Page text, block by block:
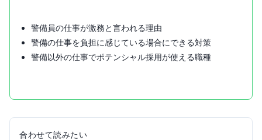
警備員の仕事が激務と言われる理由
警備の仕事を負担に感じている場合にできる対策
警備以外の仕事でポテンシャル採用が使える職種
合わせて読みたい